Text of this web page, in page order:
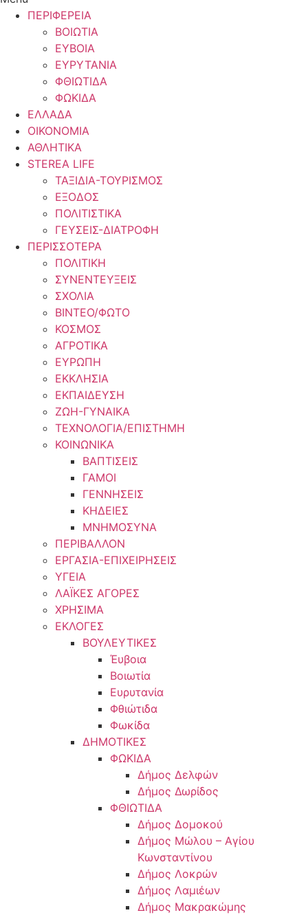
ΠΕΡΙΦΕΡΕΙΑ
ΒΟΙΩΤΙΑ
ΕΥΒΟΙΑ
ΕΥΡΥΤΑΝΙΑ
ΦΘΙΩΤΙΔΑ
ΦΩΚΙΔΑ
ΕΛΛΑΔΑ
ΟΙΚΟΝΟΜΙΑ
ΑΘΛΗΤΙΚΑ
STEREA LIFE
ΤΑΞΙΔΙΑ-ΤΟΥΡΙΣΜΟΣ
ΕΞΟΔΟΣ
ΠΟΛΙΤΙΣΤΙΚΑ
ΓΕΥΣΕΙΣ-ΔΙΑΤΡΟΦΗ
ΠΕΡΙΣΣΟΤΕΡΑ
ΠΟΛΙΤΙΚΗ
ΣΥΝΕΝΤΕΥΞΕΙΣ
ΣΧΟΛΙΑ
ΒΙΝΤΕΟ/ΦΩΤΟ
ΚΟΣΜΟΣ
ΑΓΡΟΤΙΚΑ
ΕΥΡΩΠΗ
ΕΚΚΛΗΣΙΑ
ΕΚΠΑΙΔΕΥΣΗ
ΖΩΗ-ΓΥΝΑΙΚΑ
ΤΕΧΝΟΛΟΓΙΑ/ΕΠΙΣΤΗΜΗ
ΚΟΙΝΩΝΙΚΑ
ΒΑΠΤΙΣΕΙΣ
ΓΑΜΟΙ
ΓΕΝΝΗΣΕΙΣ
ΚΗΔΕΙΕΣ
ΜΝΗΜΟΣΥΝΑ
ΠΕΡΙΒΑΛΛΟΝ
ΕΡΓΑΣΙΑ-ΕΠΙΧΕΙΡΗΣΕΙΣ
ΥΓΕΙΑ
ΛΑΪΚΕΣ ΑΓΟΡΕΣ
ΧΡΗΣΙΜΑ
ΕΚΛΟΓΕΣ
ΒΟΥΛΕΥΤΙΚΕΣ
Έυβοια
Βοιωτία
Ευρυτανία
Φθιώτιδα
Φωκίδα
ΔΗΜΟΤΙΚΕΣ
ΦΩΚΙΔΑ
Δήμος Δελφών
Δήμος Δωρίδος
ΦΘΙΩΤΙΔΑ
Δήμος Δομοκού
Δήμος Μώλου – Αγίου
Κωνσταντίνου
Δήμος Λοκρών
Δήμος Λαμιέων
Δήμος Μακρακώμης